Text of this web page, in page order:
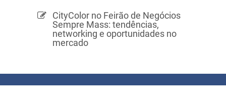
CityColor no Feirão de Negócios
Sempre Mass: tendências,
networking e oportunidades no
mercado